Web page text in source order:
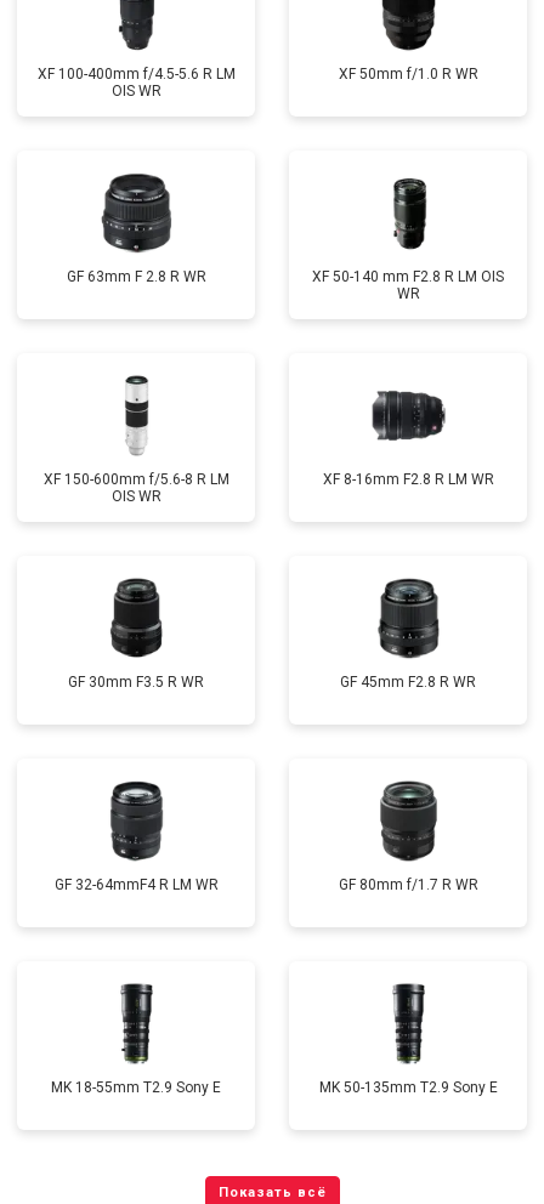
XF 100-400mm f/4.5-5.6 R LM
OIS WR
XF 50mm f/1.0 R WR
GF 63mm F 2.8 R WR
XF 50-140 mm F2.8 R LM OIS
WR
XF 150-600mm f/5.6-8 R LM
OIS WR
XF 8-16mm F2.8 R LM WR
GF 30mm F3.5 R WR GF 45mm F2.8 R WR
GF 32-64mmF4 R LM WR GF 80mm f/1.7 R WR
MK 18-55mm T2.9 Sony E MK 50-135mm T2.9 Sony E